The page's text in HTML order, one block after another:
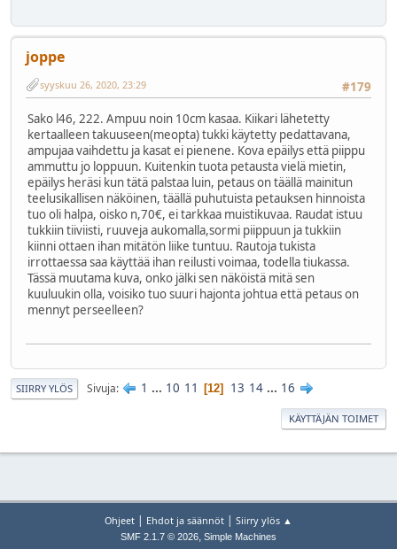
joppe
#179
syyskuu 26, 2020, 23:29
Sako l46, 222. Ampuu noin 10cm kasaa. Kiikari lähetetty
kertaalleen takuuseen(meopta) tukki käytetty pedattavana,
ampujaa vaihdettu ja kasat ei pienene. Kova epäilys että piippu
ammuttu jo loppuun. Kuitenkin tuota petausta vielä mietin,
epäilys heräsi kun tätä palstaa luin, petaus on täällä mainitun
teelusikallisen näköinen, täällä puhutuista petauksen hinnoista
tuo oli halpa, oisko n,70€, ei tarkkaa muistikuvaa. Raudat istuu
tukkiin tiiviisti, ruuveja aukomalla,sormi piippuun ja tukkiin
kiinni ottaen ihan mitätön liike tuntuu. Rautoja tukista
irrottaessa saa käyttää ihan reilusti voimaa, todella tiukassa.
Tässä muutama kuva, onko jälki sen näköistä mitä sen
kuuluukin olla, voisiko tuo suuri hajonta johtua että petaus on
mennyt perseelleen?
SIIRRY YLÖS Sivuja 1 ... 10 11 12 13 14 ... 16
KÄYTTÄJÄN TOIMET
Ohjeet | Ehdot ja säännöt | Siirry ylös ▲
SMF 2.1.7 © 2026, Simple Machines